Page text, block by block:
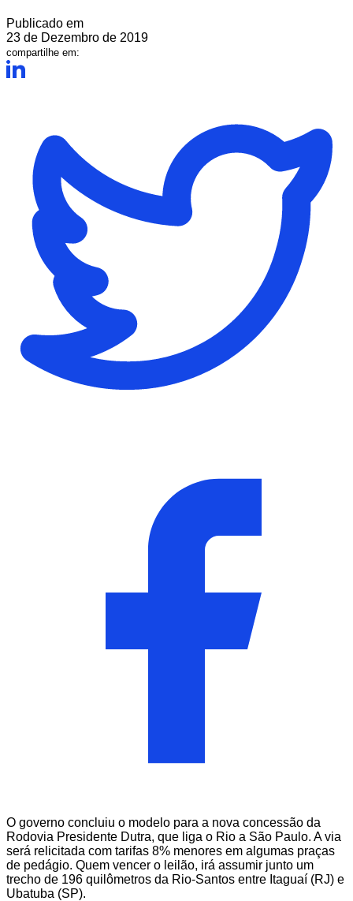
Publicado em
23 de Dezembro de 2019
compartilhe em:
O governo concluiu o modelo para a nova concessão da
Rodovia Presidente Dutra, que liga o Rio a São Paulo. A via
será relicitada com tarifas 8% menores em algumas praças
de pedágio. Quem vencer o leilão, irá assumir junto um
trecho de 196 quilômetros da Rio-Santos entre Itaguaí (RJ) e
Ubatuba (SP).